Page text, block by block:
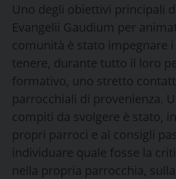
Uno degli obiettivi principali
Evangelii Gaudium per
comunità è stato impegnare
tenere, durante tutto il loro
formativo, uno stretto
parrocchiali di provenienza.
compiti da svolgere è stato,
propri parroci e ai consigli
individuare quale fosse la
nella propria parrocchia,